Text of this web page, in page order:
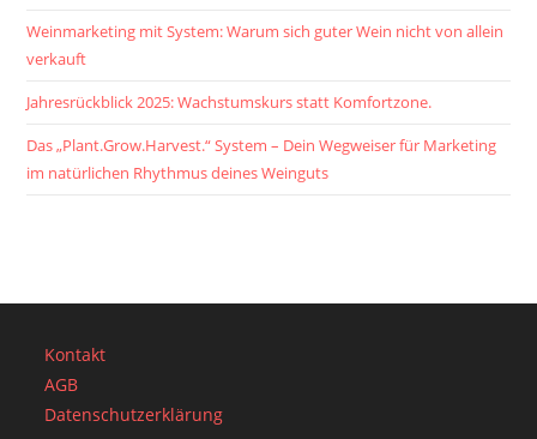
Weinmarketing mit System: Warum sich guter Wein nicht von allein
verkauft
Jahresrückblick 2025: Wachstumskurs statt Komfortzone.
Das „Plant.Grow.Harvest.“ System – Dein Wegweiser für Marketing
im natürlichen Rhythmus deines Weinguts
Kontakt
AGB
Datenschutzerklärung